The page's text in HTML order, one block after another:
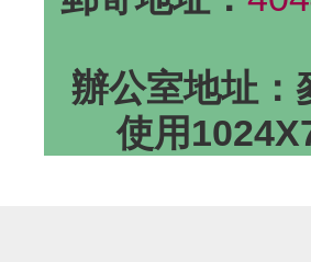
辦公室地址：
使用